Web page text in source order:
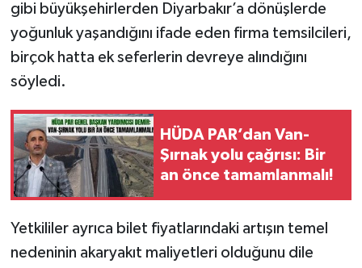
gibi büyükşehirlerden Diyarbakır’a dönüşlerde
yoğunluk yaşandığını ifade eden firma temsilcileri,
birçok hatta ek seferlerin devreye alındığını
söyledi.
HÜDA PAR’dan Van-
Şırnak yolu çağrısı: Bir
an önce tamamlanmalı!
Yetkililer ayrıca bilet fiyatlarındaki artışın temel
nedeninin akaryakıt maliyetleri olduğunu dile